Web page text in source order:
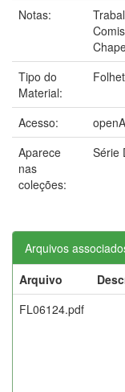
Notas:
Tipo do
Material:
Acesso:
Aparece
nas
coleções:
Série
Arquivos
Arquivo
FL06124.pdf